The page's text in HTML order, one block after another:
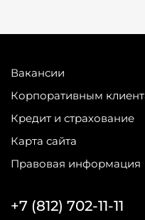
Вакансии
Корпоративным
Кредит и страхование
Карта сайта
Правовая информация
+7 (812) 702-11-11